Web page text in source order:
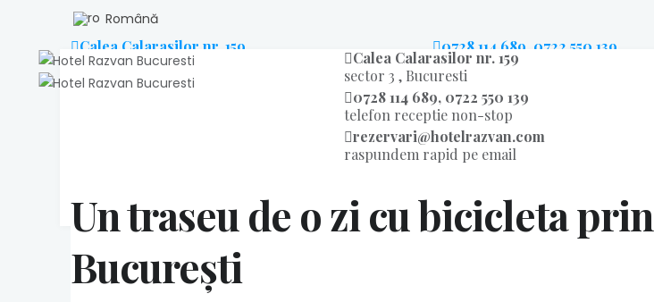
Română
Calea Calarasilor nr. 159
sector 3 , Bucuresti
0728 114 689, 0722 550 139
telefon receptie non-stop
Calea Calarasilor nr. 159
sector 3 , Bucuresti
0728 114 689, 0722 550 139
telefon receptie non-stop
rezervari@hotelrazvan.com
raspundem rapid pe email
Un traseu de o zi cu bicicleta prin
București